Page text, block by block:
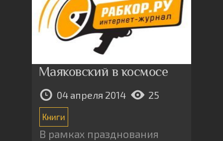
Маяковский в космосе
04 апреля 2014 25
Книги
В рамках празднования